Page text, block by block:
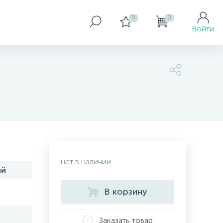
0 0
Войти
нет в наличии
В корзину
Заказать товар